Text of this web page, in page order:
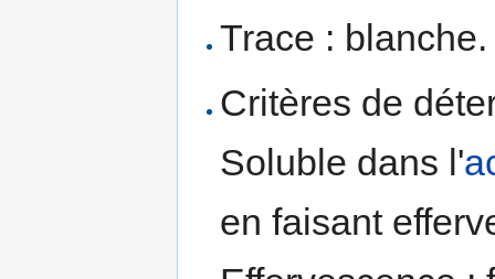
Trace : blanche.
Critères de
Soluble dans l'
en faisant